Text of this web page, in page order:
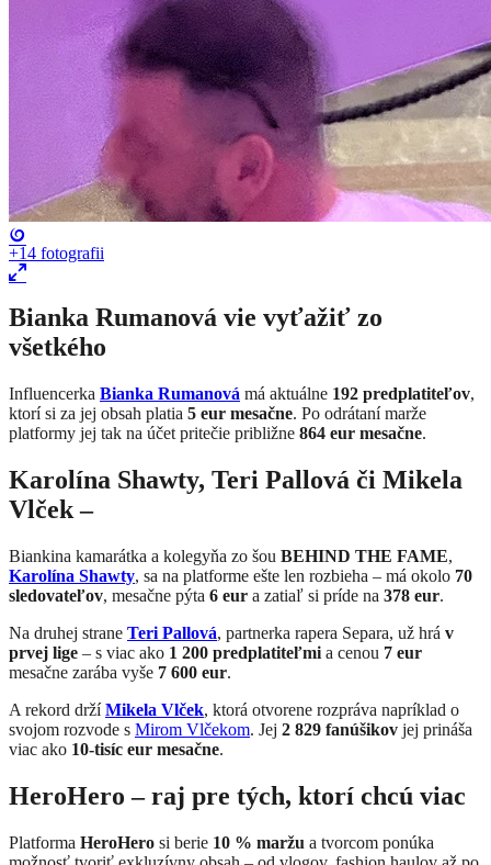
+14 fotografii
Bianka Rumanová vie vyťažiť zo
všetkého
Influencerka Bianka Rumanová má aktuálne 192 predplatiteľov,
ktorí si za jej obsah platia 5 eur mesačne. Po odrátaní marže
platformy jej tak na účet pritečie približne 864 eur mesačne.
Karolína Shawty, Teri Pallová či Mikela
Vlček –
Biankina kamarátka a kolegyňa zo šou BEHIND THE FAME,
Karolína Shawty, sa na platforme ešte len rozbieha – má okolo 70
sledovateľov, mesačne pýta 6 eur a zatiaľ si príde na 378 eur.
Na druhej strane Teri Pallová, partnerka rapera Separa, už hrá v
prvej lige – s viac ako 1 200 predplatiteľmi a cenou 7 eur
mesačne zarába vyše 7 600 eur.
A rekord držíMikela Vlček, ktorá otvorene rozpráva napríklad o
svojom rozvode s Mirom Vlčekom. Jej 2 829 fanúšikov jej prináša
viac ako 10-tisíc eur mesačne.
HeroHero – raj pre tých, ktorí chcú viac
Platforma HeroHero si berie 10 % maržu a tvorcom ponúka